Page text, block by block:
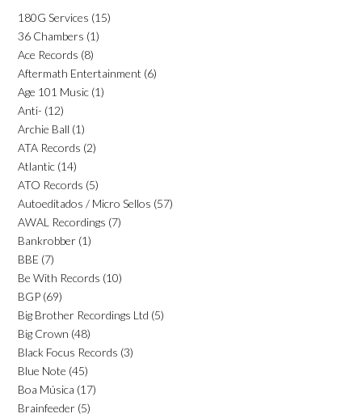
180G Services (15)
36 Chambers (1)
Ace Records (8)
Aftermath Entertainment (6)
Age 101 Music (1)
Anti- (12)
Archie Ball (1)
ATA Records (2)
Atlantic (14)
ATO Records (5)
Autoeditados / Micro Sellos (57)
AWAL Recordings (7)
Bankrobber (1)
BBE (7)
Be With Records (10)
BGP (69)
Big Brother Recordings Ltd (5)
Big Crown (48)
Black Focus Records (3)
Blue Note (45)
Boa Música (17)
Brainfeeder (5)